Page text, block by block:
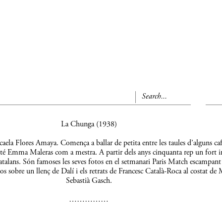
La Chunga (1938)
Flores Amaya. Comença a ballar de petita entre les taules d’alguns
Emma Maleras com a mestra. A partir dels anys cinquanta rep un fort
Són famoses les seves fotos en el setmanari Paris Match
sobre un llenç de Dalí i els retrats de Francesc Català-Roca al costat de
Sebastià Gasch.
……………